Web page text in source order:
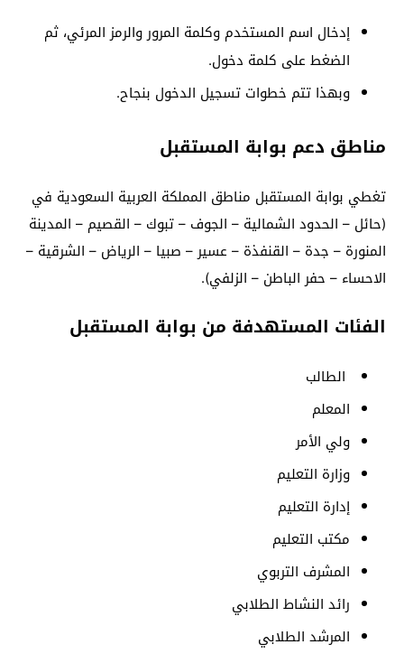
إدخال اسم المستخدم وكلمة المرور والرمز المرئي، ثم
الضغط على كلمة دخول.
وبهذا تتم خطوات تسجيل الدخول بنجاح.
مناطق دعم بوابة المستقبل
تغطي بوابة المستقبل مناطق المملكة العربية السعودية في
(حائل – الحدود الشمالية – الجوف – تبوك – القصيم – المدينة
المنورة – جدة – القنفذة – عسير – صبيا – الرياض – الشرقية –
الاحساء – حفر الباطن – الزلفي).
الفئات المستهدفة من بوابة المستقبل
الطالب
المعلم
ولي الأمر
وزارة التعليم
إدارة التعليم
مكتب التعليم
المشرف التربوي
رائد النشاط الطلابي
المرشد الطلابي